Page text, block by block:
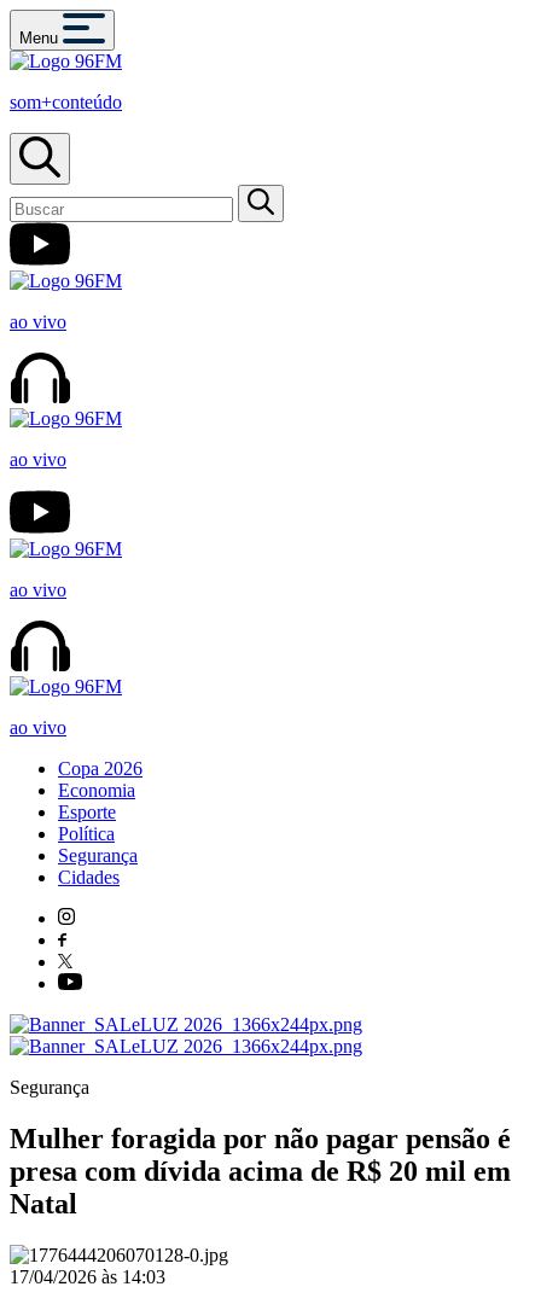
Menu
som+conteúdo
ao vivo
ao vivo
ao vivo
ao vivo
Copa 2026
Economia
Esporte
Política
Segurança
Cidades
Segurança
Mulher foragida por não pagar pensão é
presa com dívida acima de R$ 20 mil em
Natal
17/04/2026 às 14:03